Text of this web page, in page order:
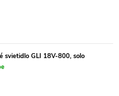
svietidlo GLI 18V-800, solo